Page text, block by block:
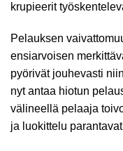
krupieerit
Pelauksen
ensiarvoisen
pyörivät jouhevasti
nytantaa hiotun
välineellä pelaaja
ja luokittelu